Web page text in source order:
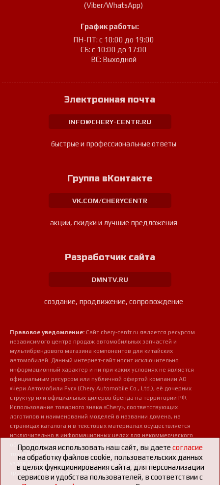
(Viber/WhatsApp)
График работы:
ПН-ПТ: с 10:00 до 19:00
СБ: с 10:00 до 17:00
ВС: Выходной
Электронная почта
INFO@CHERY-CENTR.RU
быстрые и профессиональные ответы
Группа вКонтакте
VK.COM/CHERYCENTR
акции, скидки и лучшие предложения
Разработчик сайта
DMNTV.RU
создание, продвижение, сопровождение
Правовое уведомление: Сайт chery-centr.ru является ресурсом
независимого центра продаж автомобильных запчастей и
мультибрендового магазина компонентов для китайских
автомобилей. Данный интернет-сайт носит исключительно
информационный характер и ни при каких условиях не является
официальным ресурсом или публичной офертой компании АО
«Чери Автомобили Рус» (Chery Automobile Co., Ltd.), её дочерних
структур или официальных дилеров бренда на территории РФ.
Использование товарного знака «Chery», соответствующих
логотипов и наименований моделей в названии домена, на
страницах каталога и в текстовых материалах осуществляется
исключительно в информационных целях для некоммерческого
обозначения профиля деятельности магазина, а также для
точной идентификации совместимости предлагаемых деталей,
узлов и сопутствующих аксессуаров с конкретными
транспортными средствами потребителей.
Продолжая использовать наш сайт, вы даетесогласие
на обработку файлов cookie, пользовательских данных
в целях функционирования сайта, для персонализации
сервисов и удобства пользователей, в соответствии с